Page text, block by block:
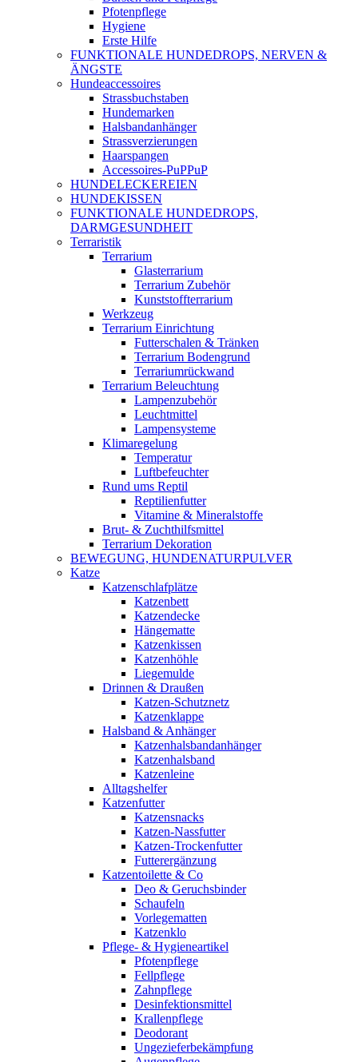
Pfotenpflege
Hygiene
Erste Hilfe
FUNKTIONALE HUNDEDROPS, NERVEN &
ÄNGSTE
Hundeaccessoires
Strassbuchstaben
Hundemarken
Halsbandanhänger
Strassverzierungen
Haarspangen
Accessoires-PuPPuP
HUNDELECKEREIEN
HUNDEKISSEN
FUNKTIONALE HUNDEDROPS,
DARMGESUNDHEIT
Terraristik
Terrarium
Glasterrarium
Terrarium Zubehör
Kunststoffterrarium
Werkzeug
Terrarium Einrichtung
Futterschalen & Tränken
Terrarium Bodengrund
Terrariumrückwand
Terrarium Beleuchtung
Lampenzubehör
Leuchtmittel
Lampensysteme
Klimaregelung
Temperatur
Luftbefeuchter
Rund ums Reptil
Reptilienfutter
Vitamine & Mineralstoffe
Brut- & Zuchthilfsmittel
Terrarium Dekoration
BEWEGUNG, HUNDENATURPULVER
Katze
Katzenschlafplätze
Katzenbett
Katzendecke
Hängematte
Katzenkissen
Katzenhöhle
Liegemulde
Drinnen & Draußen
Katzen-Schutznetz
Katzenklappe
Halsband & Anhänger
Katzenhalsbandanhänger
Katzenhalsband
Katzenleine
Alltagshelfer
Katzenfutter
Katzensnacks
Katzen-Nassfutter
Katzen-Trockenfutter
Futterergänzung
Katzentoilette & Co
Deo & Geruchsbinder
Schaufeln
Vorlegematten
Katzenklo
Pflege- & Hygieneartikel
Pfotenpflege
Fellpflege
Zahnpflege
Desinfektionsmittel
Krallenpflege
Deodorant
Ungezieferbekämpfung